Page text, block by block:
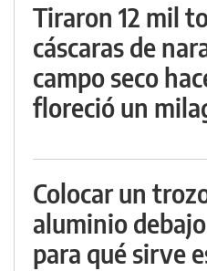
Tiraron 12 mil
cáscaras de
campo seco
floreció un
Colocar un
aluminio
para qué sirve